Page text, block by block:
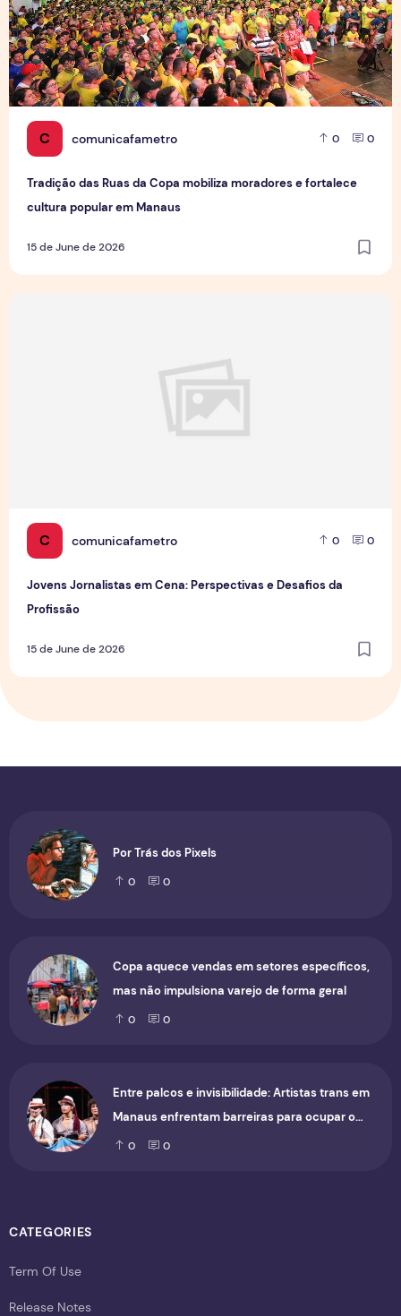
C comunicafametro 0 0
Tradição das Ruas da Copa mobiliza moradores e fortalece
cultura popular em Manaus
15 de June de 2026
C comunicafametro 0 0
Jovens Jornalistas em Cena: Perspectivas e Desafios da
Profissão
15 de June de 2026
Por Trás dos Pixels
0 0
Copa aquece vendas em setores específicos,
mas não impulsiona varejo de forma geral
0 0
Entre palcos e invisibilidade: Artistas trans em
Manaus enfrentam barreiras para ocupar o
cenário cultural
0 0
CATEGORIES
Term Of Use
Release Notes